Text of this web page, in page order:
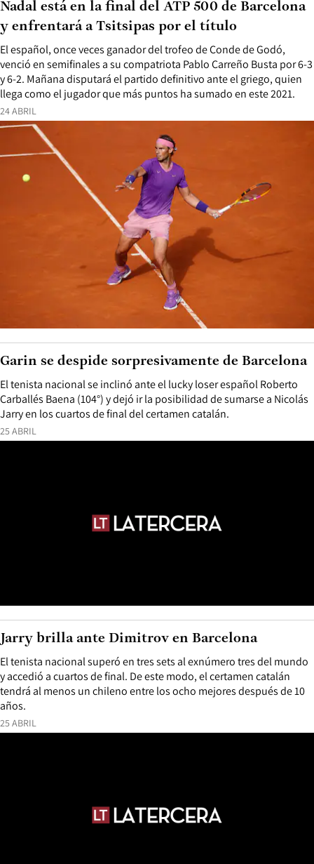
24 ABRIL
El español, once veces ganador del trofeo de Conde de Godó,
venció en semifinales a su compatriota Pablo Carreño Busta por 6-3
y 6-2. Mañana disputará el partido definitivo ante el griego, quien
llega como el jugador que más puntos ha sumado en este 2021.
Nadal está en la final del ATP 500 de Barcelona
y enfrentará a Tsitsipas por el título
25 ABRIL
El tenista nacional se inclinó ante el lucky loser español Roberto
Carballés Baena (104°) y dejó ir la posibilidad de sumarse a Nicolás
Jarry en los cuartos de final del certamen catalán.
Garin se despide sorpresivamente de Barcelona
25 ABRIL
El tenista nacional superó en tres sets al exnúmero tres del mundo
y accedió a cuartos de final. De este modo, el certamen catalán
tendrá al menos un chileno entre los ocho mejores después de 10
años.
Jarry brilla ante Dimitrov en Barcelona